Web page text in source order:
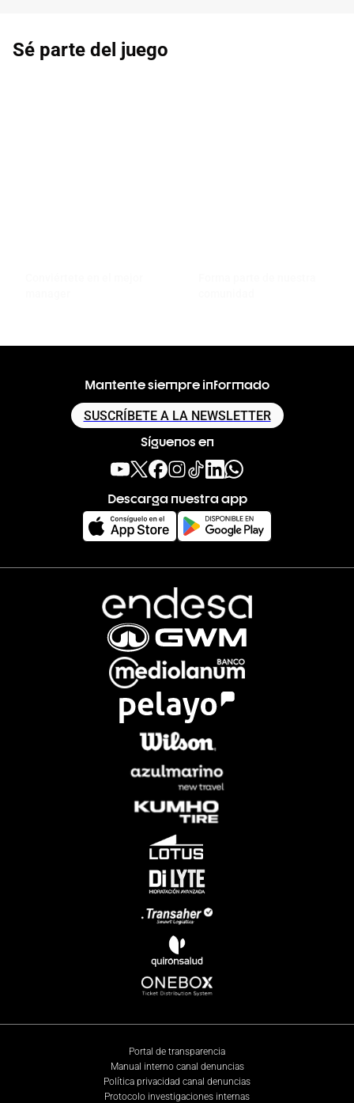
Sé parte del juego
Mantente siempre informado
SUSCRÍBETE A LA NEWSLETTER
Síguenos en
Descarga nuestra app
Portal de transparencia
Manual interno canal denuncias
Política privacidad canal denuncias
Protocolo investigaciones internas